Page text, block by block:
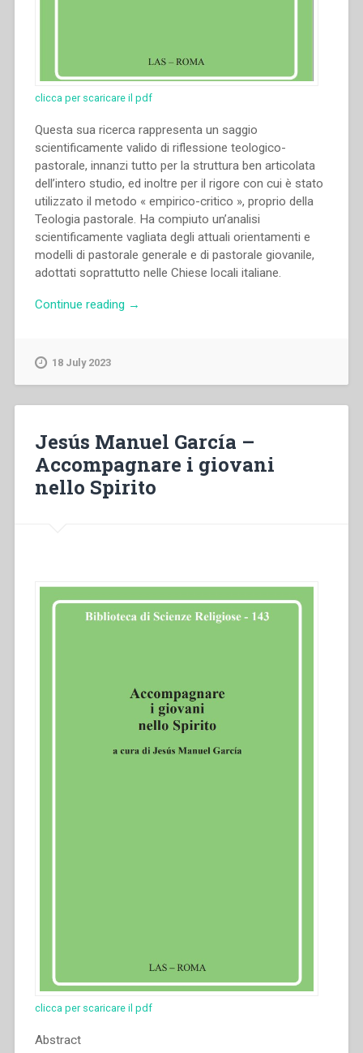
clicca per scaricare il pdf
Questa sua ricerca rappresenta un saggio
scientificamente valido di riflessione teologico-
pastorale, innanzi tutto per la struttura ben articolata
dell’intero studio, ed inoltre per il rigore con cui è stato
utilizzato il metodo « empirico-critico », proprio della
Teologia pastorale. Ha compiuto un’analisi
scientificamente vagliata degli attuali orientamenti e
modelli di pastorale generale e di pastorale giovanile,
adottati soprattutto nelle Chiese locali italiane.
Continue reading “Riccardo
→
18 July 2023
Jesús Manuel García –
Accompagnare i giovani
nello Spirito
clicca per scaricare il pdf
Abstract